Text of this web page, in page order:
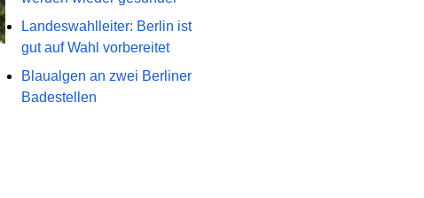
Landeswahlleiter: Berlin ist
gut auf Wahl vorbereitet
Blaualgen an zwei Berliner
Badestellen